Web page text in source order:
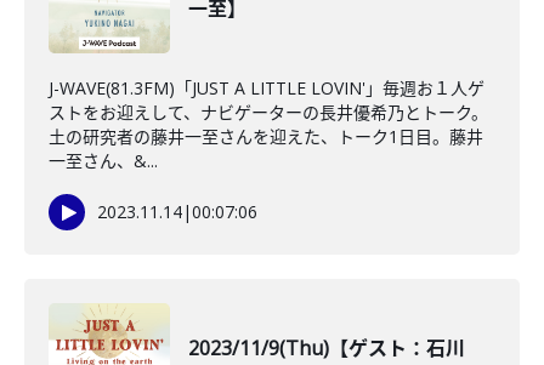
一至】
J-WAVE(81.3FM)「JUST A LITTLE LOVIN'」毎週お１人ゲ
ストをお迎えして、ナビゲーターの長井優希乃とトーク。
土の研究者の藤井一至さんを迎えた、トーク1日目。藤井
一至さん、&...
2023.11.14|00:07:06
2023/11/9(Thu)【ゲスト：石川